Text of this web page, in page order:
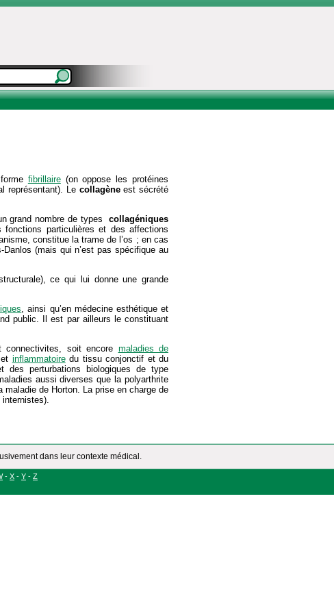
fibrillaire(on oppose les protéines
représentant). Le collagèneest sécrété
grand nombre de typescollagéniques
fonctions particulières et des affections
constitue la trame de l’os ; en cas
Danlos (mais qui n’est pas spécifique au
ce qui lui donne une grande
, ainsi qu’en médecine esthétique et
public. Il est par ailleurs le constituant
connectivites, soit encore maladies de
inflammatoiredu tissu conjonctif et du
perturbations biologiques de type
aussi diverses que la polyarthrite
de Horton. La prise en charge de
dans leur contexte médical.
- X - Y - Z